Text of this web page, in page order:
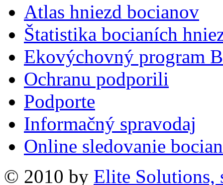
Atlas hniezd bocianov
Štatistika bocianích
Ekovýchovný program
Ochranu podporili
Podporte
Informačný spravodaj
Online sledovanie
© 2010 by Elite Solutions,